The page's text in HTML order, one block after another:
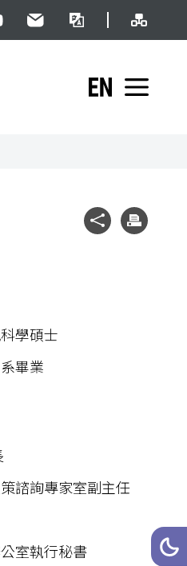
網站
深
民意信箱雙語詞彙
English展開
社群分享
列印
學碩士
畢業
諮詢專家室副主任
室執行秘書